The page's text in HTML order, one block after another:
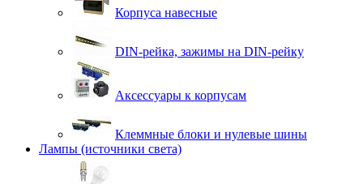
Корпуса навесные
DIN-рейка, зажимы на DIN-рейку
Аксессуары к корпусам
Клеммные блоки и нулевые шины
Лампы (источники света)